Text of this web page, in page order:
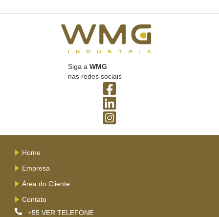
Siga a WMG
nas redes sociais
Home
Empresa
Área do Cliente
Contato
+55 VER TELEFONE